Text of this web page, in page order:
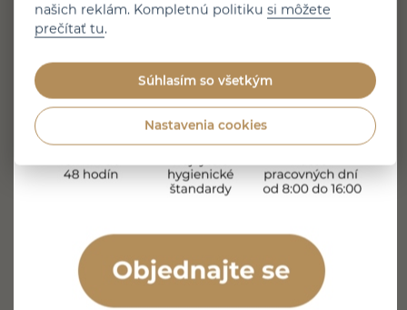
ďalším receptom so salsicciou. Tentoraz si MUDr.
Alexander Schill pripravil krémové gnocchi so salsicciou,
plný chutí, ktorý zvládnete aj doma. Popri varení sa
s Miriam dostanú aj…
Prečítajte si článok
našich reklám. Kompletnú politikusi môžete
prečítať tu.
Súhlasím so všetkým
Nastavenia cookies